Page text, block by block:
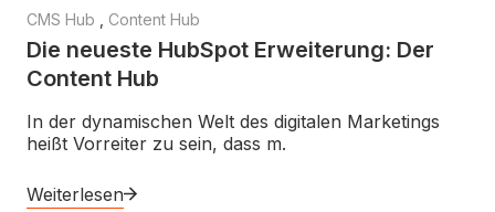
CMS Hub Content Hub
Die neueste HubSpot Erweiterung: Der
Content Hub
In der dynamischen Welt des digitalen Marketings
heißt Vorreiter zu sein, dass m.
Weiterlesen